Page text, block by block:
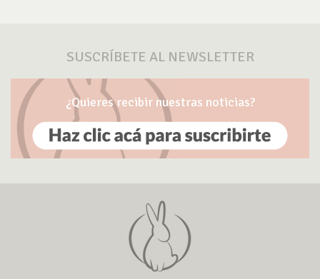
SUSCRÍBETE AL NEWSLETTER
¿Quieres recibir nuestras noticias?